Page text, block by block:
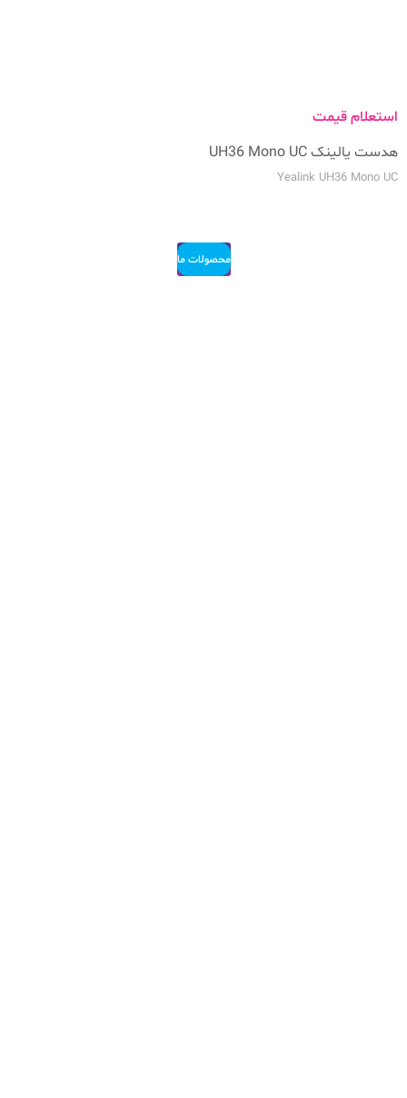
استعلام قیمت
هدست یالینک UH36 Mono UC
Yealink UH36 Mono UC
محصولات ما